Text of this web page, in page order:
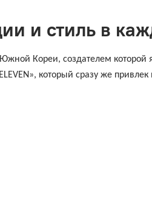
и стиль в
Кореи, создателем которой
который сразу же